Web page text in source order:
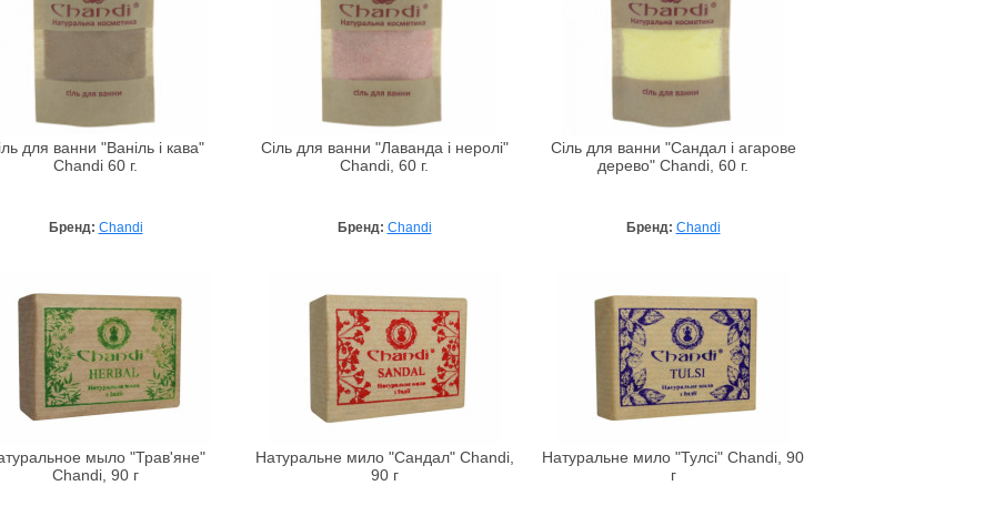
для ванни "Ваніль і кава"
Chandi 60 г.
Бренд: Chandi
Сіль для ванни "Лаванда і неролі"
Chandi, 60 г.
Бренд: Chandi
Сіль для ванни "Сандал і агарове
дерево" Chandi, 60 г.
Бренд: Chandi
мыло "Трав'яне"
Chandi, 90 г
Натуральне мило "Сандал" Chandi,
90 г
Натуральне мило "Тулсі" Chandi, 90
г